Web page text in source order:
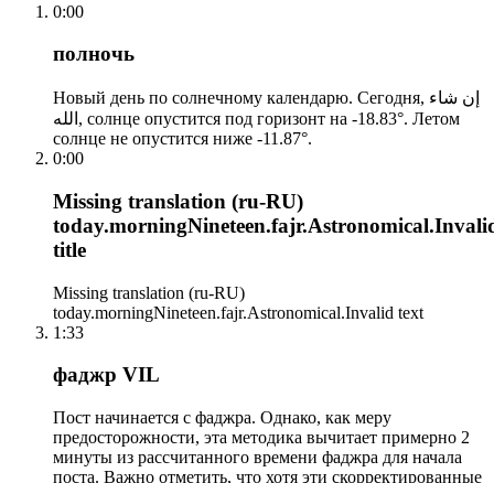
0:00
полночь
Новый день по солнечному календарю. Сегодня, إن شاء
الله, солнце опустится под горизонт на -18.83°. Летом
солнце не опустится ниже -11.87°.
0:00
Missing translation (ru-RU)
title
Missing translation (ru-RU)
today.morningNineteen.fajr.Astronomical.Invalid text
1:33
фаджр VIL
Пост начинается с фаджра. Однако, как меру
предосторожности, эта методика вычитает примерно 2
минуты из рассчитанного времени фаджра для начала
поста. Важно отметить, что хотя эти скорректированные